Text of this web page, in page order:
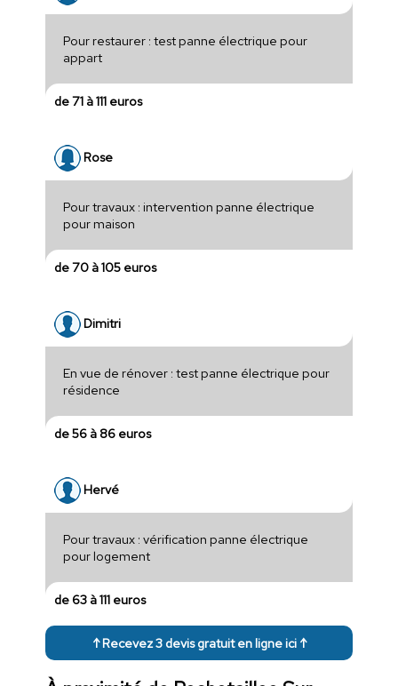
Pour restaurer : test panne électrique pour
appart
de 71 à 111 euros
Rose
Pour travaux : intervention panne électrique
pour maison
de 70 à 105 euros
Dimitri
En vue de rénover : test panne électrique pour
résidence
de 56 à 86 euros
Hervé
Pour travaux : vérification panne électrique
pour logement
de 63 à 111 euros
↑ Recevez 3 devis gratuit en ligne ici ↑